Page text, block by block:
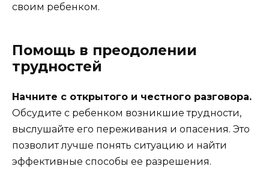
своим ребенком.
Помощь в преодолении
трудностей
Начните с открытого и честного разговора.
Обсудите с ребенком возникшие трудности,
выслушайте его переживания и опасения. Это
позволит лучше понять ситуацию и найти
эффективные способы ее разрешения.